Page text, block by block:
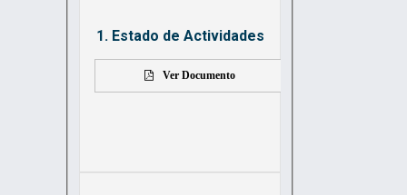
1. Estado de Actividades
Ver Documento